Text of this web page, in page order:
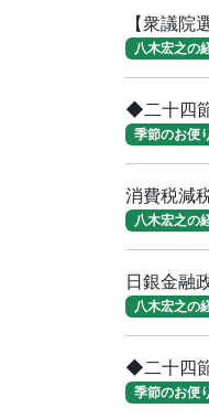
【衆議
八木宏之の
◆二十四
季節のお便
消費税減
八木宏之の
日銀金融
八木宏之の
◆二十四
季節のお便